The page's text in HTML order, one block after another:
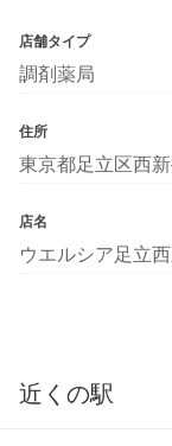
店舗タイプ
調剤薬局
住所
東京都足立区西
店名
ウエルシア足立
近くの駅